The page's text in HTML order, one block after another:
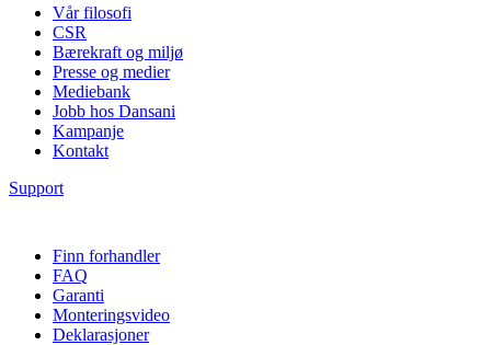
Vår filosofi
CSR
Bærekraft og miljø
Presse og medier
Mediebank
Jobb hos Dansani
Kampanje
Kontakt
Support
Finn forhandler
FAQ
Garanti
Monteringsvideo
Deklarasjoner